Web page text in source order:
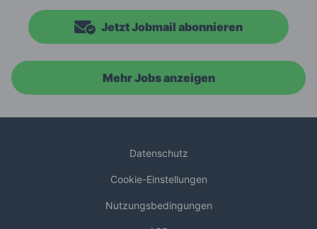
Jetzt Jobmail abonnieren
Mehr Jobs anzeigen
Datenschutz
Cookie-Einstellungen
Nutzungsbedingungen